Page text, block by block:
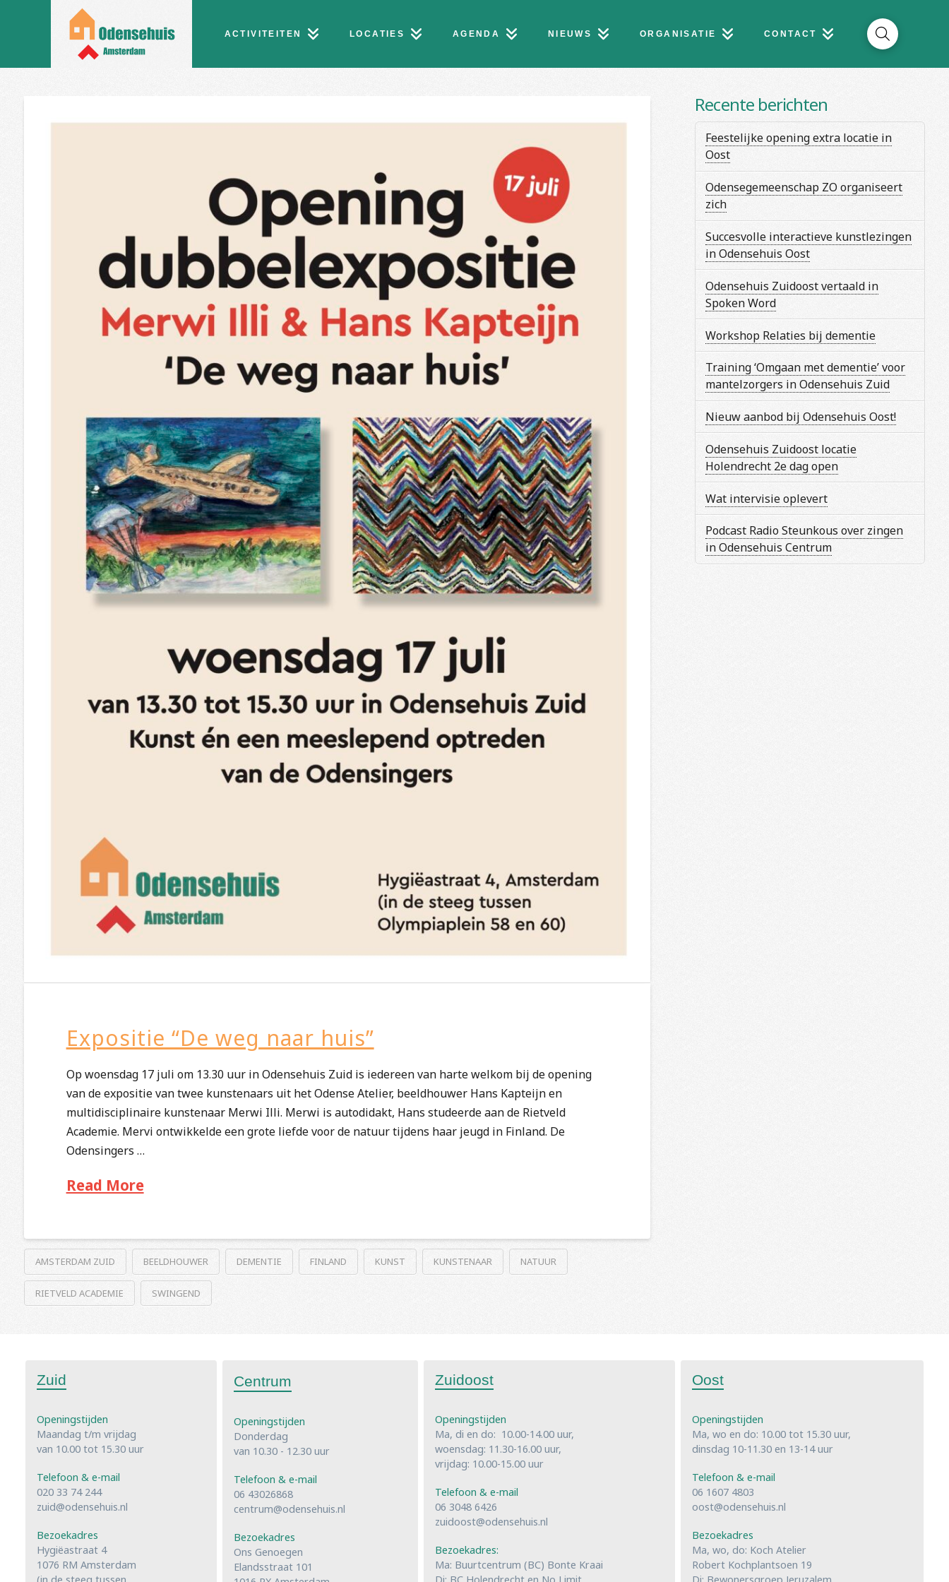
ACTIVITEITEN LOCATIES AGENDA NIEUWS ORGANISATIE CONTACT
Expositie “De weg naar huis”
Op woensdag 17 juli om 13.30 uur in Odensehuis Zuid is iedereen van harte welkom bij de opening
van de expositie van twee kunstenaars uit het Odense Atelier, beeldhouwer Hans Kapteijn en
multidisciplinaire kunstenaar Merwi Illi. Merwi is autodidakt, Hans studeerde aan de Rietveld
Academie. Mervi ontwikkelde een grote liefde voor de natuur tijdens haar jeugd in Finland. De
Odensingers …
Read More
AMSTERDAM ZUID BEELDHOUWER DEMENTIE FINLAND KUNST KUNSTENAAR NATUUR
RIETVELD ACADEMIE SWINGEND
Recente berichten
Feestelijke opening extra locatie in
Oost
Odensegemeenschap ZO organiseert
zich
Succesvolle interactieve kunstlezingen
in Odensehuis Oost
Odensehuis Zuidoost vertaald in
Spoken Word
Workshop Relaties bij dementie
Training ‘Omgaan met dementie’ voor
mantelzorgers in Odensehuis Zuid
Nieuw aanbod bij Odensehuis Oost!
Odensehuis Zuidoost locatie
Holendrecht 2e dag open
Wat intervisie oplevert
Podcast Radio Steunkous over zingen
in Odensehuis Centrum
Zuid
Openingstijden
Maandag t/m vrijdag
van 10.00 tot 15.30 uur
Telefoon & e-mail
020 33 74 244
zuid@odensehuis.nl
Bezoekadres
Hygiëastraat 4
1076 RM Amsterdam
(in de steeg tussen
Centrum
Openingstijden
Donderdag
van 10.30 - 12.30 uur
Telefoon & e-mail
06 43026868
centrum@odensehuis.nl
Bezoekadres
Ons Genoegen
Elandsstraat 101
Zuidoost
Openingstijden
Ma, di en do: 10.00-14.00 uur,
woensdag: 11.30-16.00 uur,
vrijdag: 10.00-15.00 uur
Telefoon & e-mail
06 3048 6426
zuidoost@odensehuis.nl
Bezoekadres:
Ma: Buurtcentrum (BC) Bonte Kraai
Di: BC Holendrecht en No Limit
Oost
Openingstijden
Ma, wo en do: 10.00 tot 15.30 uur,
dinsdag 10-11.30 en 13-14 uur
Telefoon & e-mail
06 1607 4803
oost@odensehuis.nl
Bezoekadres
Ma, wo, do: Koch Atelier
Robert Kochplantsoen 19
Di: Bewonersgroep Jeruzalem